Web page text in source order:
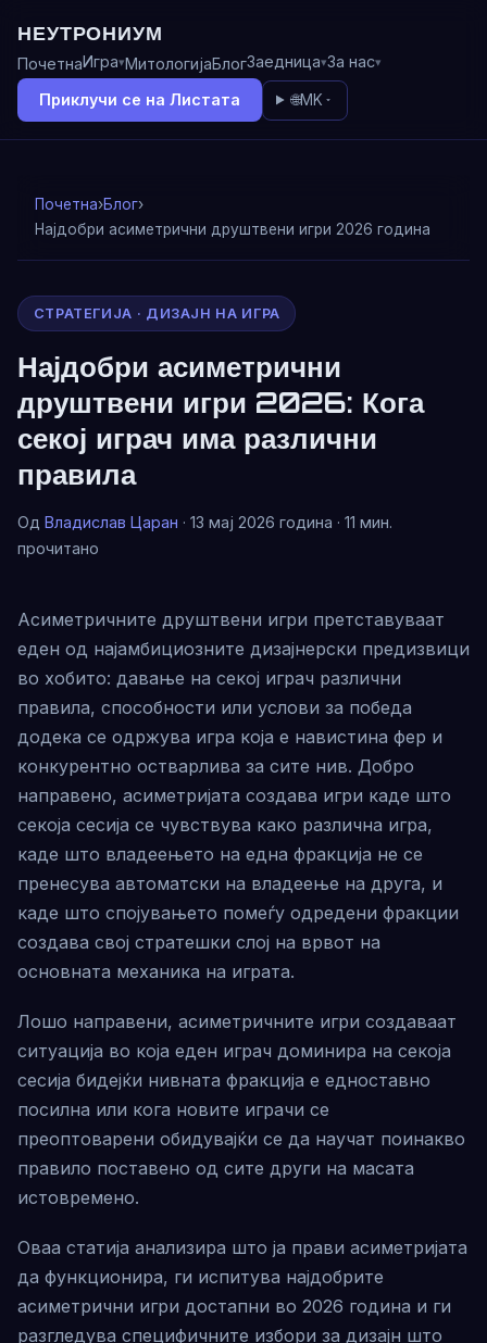
НЕУТРОНИУМ
ПочетнаИгра МитологијаБлогЗаедница За нас
Приклучи се на Листата 🌐MK
Почетна›Блог›
Најдобри асиметрични друштвени игри 2026 година
СТРАТЕГИЈА · ДИЗАЈН НА ИГРА
Најдобри асиметрични
друштвени игри 2026: Кога
секој играч има различни
правила
Од Владислав Царан · 13 мај 2026 година · 11 мин.
прочитано
Асиметричните друштвени игри претставуваат
еден од најамбициозните дизајнерски предизвици
во хобито: давање на секој играч различни
правила, способности или услови за победа
додека се одржува игра која е навистина фер и
конкурентно остварлива за сите нив. Добро
направено, асиметријата создава игри каде што
секоја сесија се чувствува како различна игра,
каде што владеењето на една фракција не се
пренесува автоматски на владеење на друга, и
каде што спојувањето помеѓу одредени фракции
создава свој стратешки слој на врвот на
основната механика на играта.
Лошо направени, асиметричните игри создаваат
ситуација во која еден играч доминира на секоја
сесија бидејќи нивната фракција е едноставно
посилна или кога новите играчи се
преоптоварени обидувајќи се да научат поинакво
правило поставено од сите други на масата
истовремено.
Оваа статија анализира што ја прави асиметријата
да функционира, ги испитува најдобрите
асиметрични игри достапни во 2026 година и ги
разгледува специфичните избори за дизајн што